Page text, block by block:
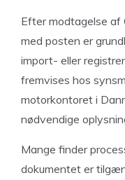
Efter modtagelse af
med posten er
import- eller
fremvises hos
motorkontoret i
nødvendige
Mange finder
dokumentet er